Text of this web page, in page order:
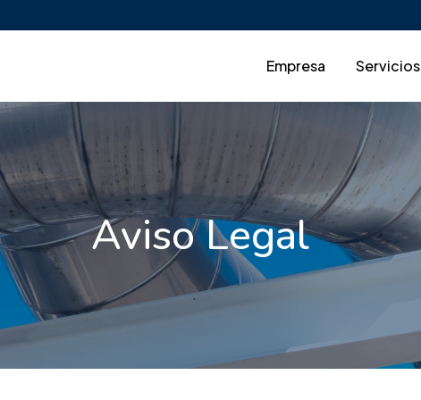
Empresa Servicios
Aviso Legal